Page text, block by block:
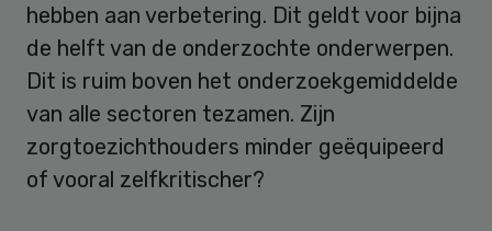
hebben aan verbetering. Dit geldt voor bijna
de helft van de onderzochte onderwerpen.
Dit is ruim boven het onderzoekgemiddelde
van alle sectoren tezamen. Zijn
zorgtoezichthouders minder geëquipeerd
of vooral zelfkritischer?